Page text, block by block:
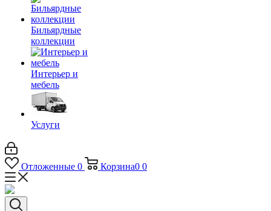
Бильярдные
коллекции
Интерьер и
мебель
Услуги
Отложенные 0 Корзина0 0